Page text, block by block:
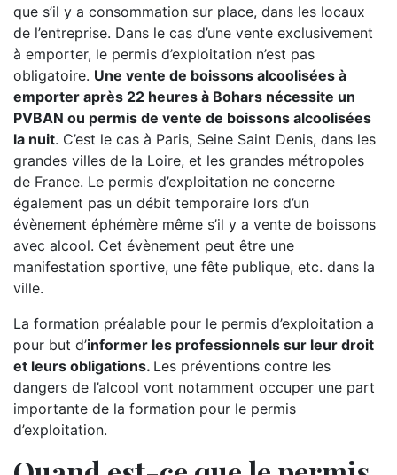
que s’il y a consommation sur place, dans les locaux
de l’entreprise. Dans le cas d’une vente exclusivement
à emporter, le permis d’exploitation n’est pas
obligatoire. Une vente de boissons alcoolisées à
emporter après 22 heures à Bohars nécessite un
PVBAN ou permis de vente de boissons alcoolisées
la nuit. C’est le cas à Paris, Seine Saint Denis, dans les
grandes villes de la Loire, et les grandes métropoles
de France. Le permis d’exploitation ne concerne
également pas un débit temporaire lors d’un
évènement éphémère même s’il y a vente de boissons
avec alcool. Cet évènement peut être une
manifestation sportive, une fête publique, etc. dans la
ville.
La formation préalable pour le permis d’exploitation a
pour but d’informer les professionnels sur leur droit
et leurs obligations. Les préventions contre les
dangers de l’alcool vont notamment occuper une part
importante de la formation pour le permis
d’exploitation.